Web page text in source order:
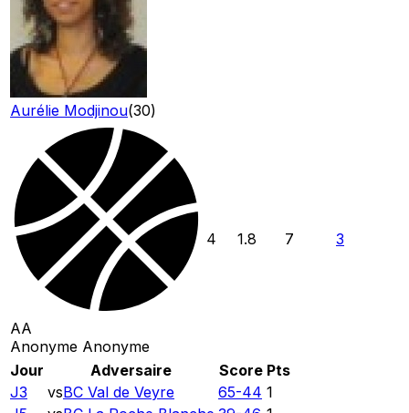
Aurélie Modjinou(30)
AA
Anonyme Anonyme
4 1.8 7 3
Jour Adversaire Score Pts
J3
vsBC Val de Veyre 65-44 1